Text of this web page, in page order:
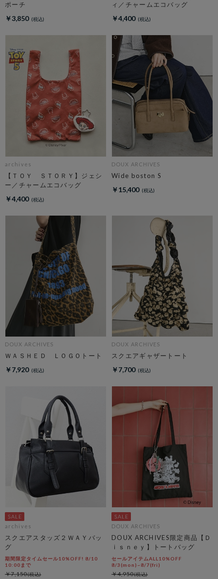
ポーチ
￥3,850
ィ／チャームエコバッグ
￥4,400
archives
【ＴＯＹ ＳＴＯＲＹ】ジェシ
ー／チャームエコバッグ
￥4,400
DOUX ARCHIVES
Wide boston S
￥15,400
DOUX ARCHIVES
ＷＡＳＨＥＤ ＬＯＧＯトート
￥7,920
DOUX ARCHIVES
スクエアギャザートート
￥7,700
archives
スクエアスタッズ２ＷＡＹバッ
グ
期間限定タイムセール10%OFF! 8/10
10:00まで
￥7,150
DOUX ARCHIVES
DOUX ARCHIVES限定商品【Ｄ
ｉｓｎｅｙ】トートバッグ
セールアイテムALL10%OFF
8/3(mon)~8/7(fri)
￥4,950